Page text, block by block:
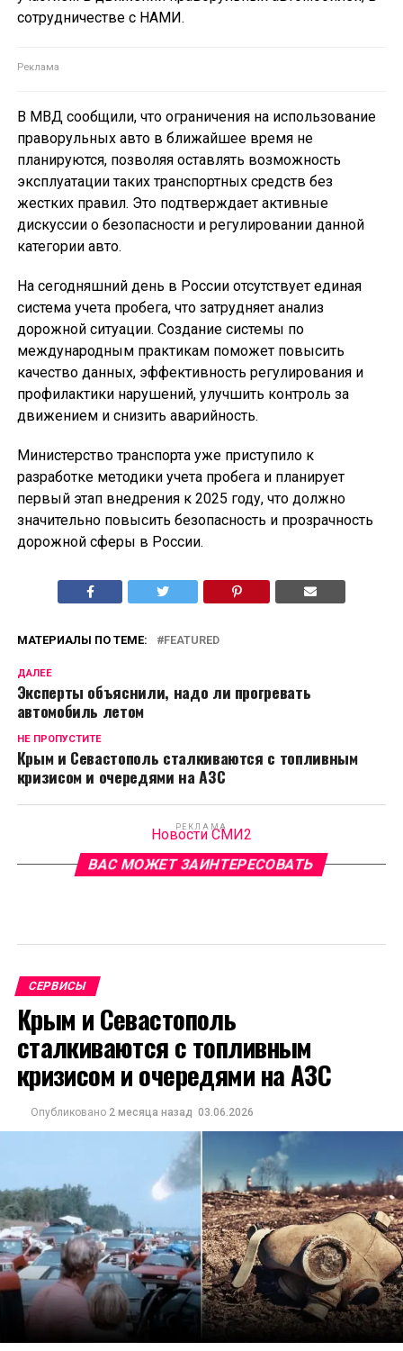
сотрудничестве с НАМИ.
В МВД сообщили, что ограничения на использование
праворульных авто в ближайшее время не
планируются, позволяя оставлять возможность
эксплуатации таких транспортных средств без
жестких правил. Это подтверждает активные
дискуссии о безопасности и регулировании данной
категории авто.
На сегодняшний день в России отсутствует единая
система учета пробега, что затрудняет анализ
дорожной ситуации. Создание системы по
международным практикам поможет повысить
качество данных, эффективность регулирования и
профилактики нарушений, улучшить контроль за
движением и снизить аварийность.
Министерство транспорта уже приступило к
разработке методики учета пробега и планирует
первый этап внедрения к 2025 году, что должно
значительно повысить безопасность и прозрачность
дорожной сферы в России.
МАТЕРИАЛЫ ПО ТЕМЕ: FEATURED
ДАЛЕЕ
Эксперты объяснили, надо ли прогревать
автомобиль летом
НЕ ПРОПУСТИТЕ
Крым и Севастополь сталкиваются с топливным
кризисом и очередями на АЗС
РЕКЛАМА
Новости СМИ2
ВАС МОЖЕТ ЗАИНТЕРЕСОВАТЬ
СЕРВИСЫ
Крым и Севастополь
сталкиваются с топливным
кризисом и очередями на АЗС
Опубликовано 2 месяца назад 03.06.2026